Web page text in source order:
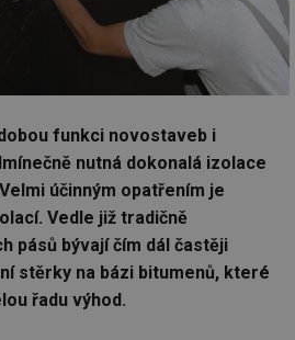
funkci novostaveb i
nutná dokonalá izolace
účinným opatřením je
Vedle již tradičně
pásů bývají čím dál častěji
stěrky na bázi bitumenů, které
řadu výhod.